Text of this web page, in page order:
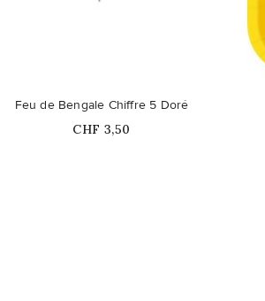
Ce produit n'est plus disponible en
stock
Feu de Bengale Chiffre 5 Doré
Prix
CHF 3,50